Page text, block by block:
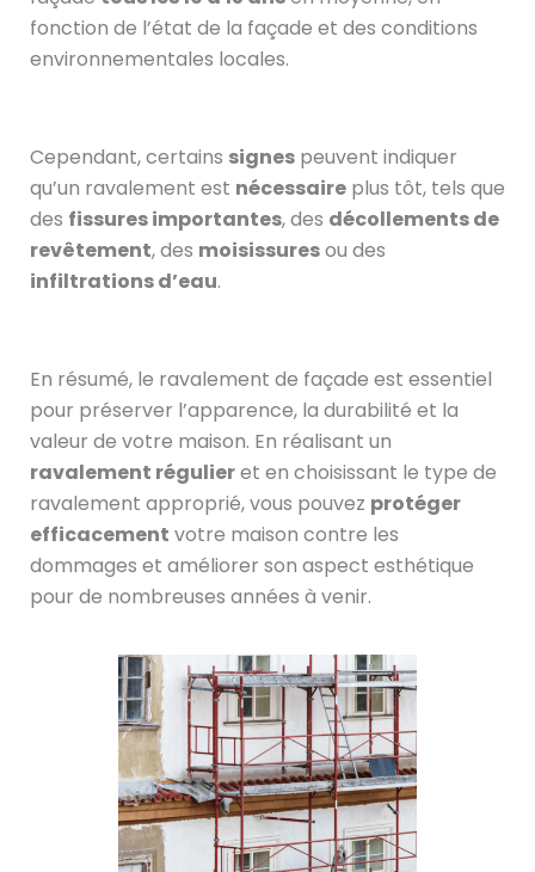
fonction de l’état de la façade et des conditions
environnementales locales.
Cependant, certains signes peuvent indiquer
qu’un ravalement est nécessaire plus tôt, tels que
des fissures importantes, des décollements de
revêtement, des moisissuresou des
infiltrations d’eau.
En résumé, le ravalement de façade est essentiel
pour préserver l’apparence, la durabilité et la
valeur de votre maison. En réalisant un
ravalement régulieret en choisissant le type de
ravalement approprié, vous pouvez protéger
efficacement votre maison contre les
dommages et améliorer son aspect esthétique
pour de nombreuses années à venir.